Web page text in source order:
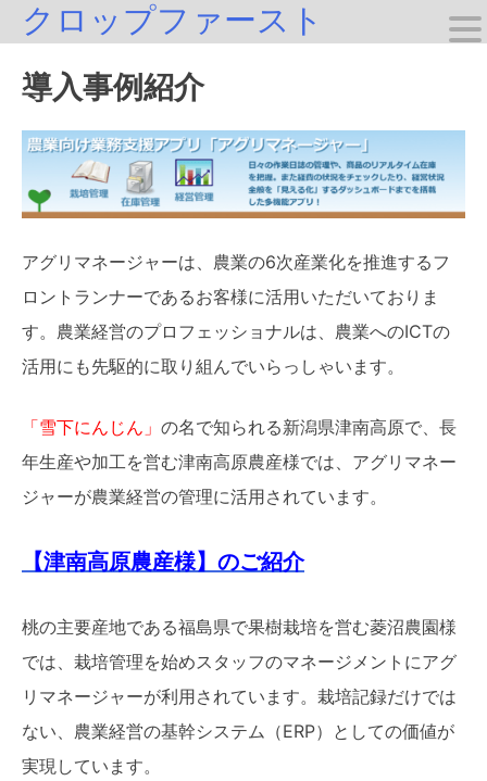
Skip
content
クロップファースト
導入事例紹介
アグリマネージャーは、農業の6次産業化を推進するフ
ロントランナーであるお客様に活用いただいておりま
す。農業経営のプロフェッショナルは、農業へのICTの
活用にも先駆的に取り組んでいらっしゃいます。
「雪下にんじん」 の名で知られる新潟県津南高原で、長
年生産や加工を営む津南高原農産様では、アグリマネー
ジャーが農業経営の管理に活用されています。
【津南高原農産様】のご紹介
桃の主要産地である福島県で果樹栽培を営む菱沼農園様
では、栽培管理を始めスタッフのマネージメントにアグ
リマネージャーが利用されています。栽培記録だけでは
ない、農業経営の基幹システム（ERP）としての価値が
実現しています。